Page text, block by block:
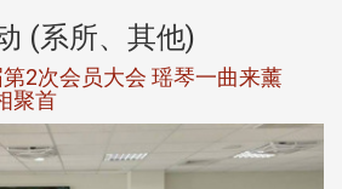
(系所、其他)
2次会员大会 瑶琴一曲来薰
聚首